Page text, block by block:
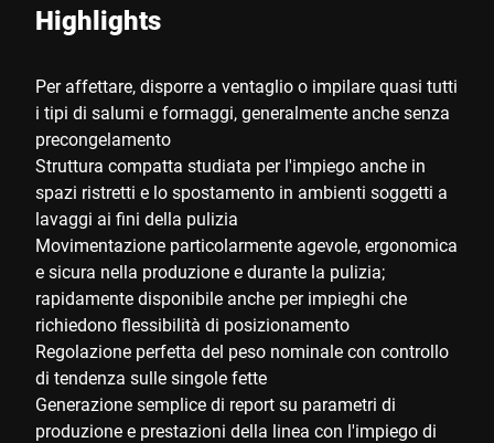
Highlights
Per affettare, disporre a ventaglio o impilare quasi tutti
i tipi di salumi e formaggi, generalmente anche senza
precongelamento
Struttura compatta studiata per l'impiego anche in
spazi ristretti e lo spostamento in ambienti soggetti a
lavaggi ai fini della pulizia
Movimentazione particolarmente agevole, ergonomica
e sicura nella produzione e durante la pulizia;
rapidamente disponibile anche per impieghi che
richiedono flessibilità di posizionamento
Regolazione perfetta del peso nominale con controllo
di tendenza sulle singole fette
Generazione semplice di report su parametri di
produzione e prestazioni della linea con l'impiego di